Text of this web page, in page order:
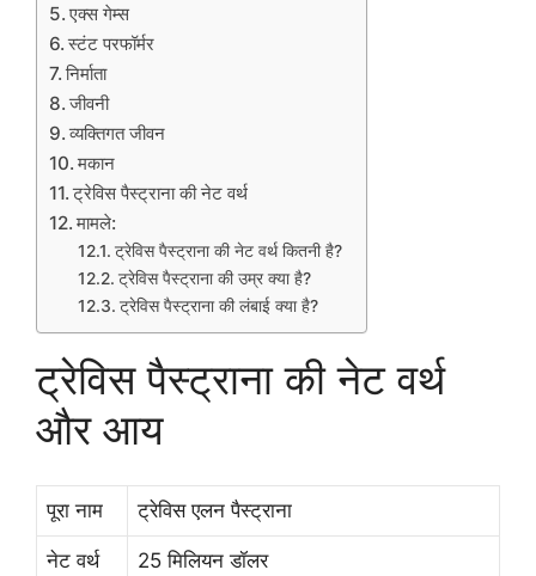
एक्स गेम्स
स्टंट परफॉर्मर
निर्माता
जीवनी
व्यक्तिगत जीवन
मकान
ट्रेविस पैस्ट्राना की नेट वर्थ
मामले:
ट्रेविस पैस्ट्राना की नेट वर्थ कितनी है?
ट्रेविस पैस्ट्राना की उम्र क्या है?
ट्रेविस पैस्ट्राना की लंबाई क्या है?
ट्रेविस पैस्ट्राना की नेट वर्थ
और आय
पूरा नाम ट्रेविस एलन पैस्ट्राना
नेट वर्थ 25 मिलियन डॉलर